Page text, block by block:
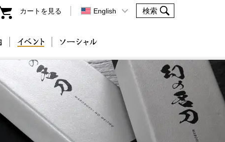
カートを見る English
会社案内 イベント